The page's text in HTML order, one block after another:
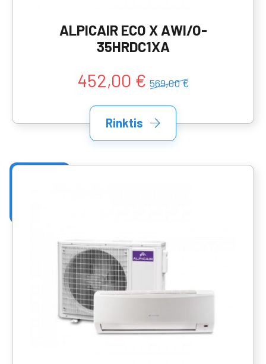
ALPICAIR ECO X AWI/O-
35HRDC1XA
452,00 € 569,00 €
Rinktis